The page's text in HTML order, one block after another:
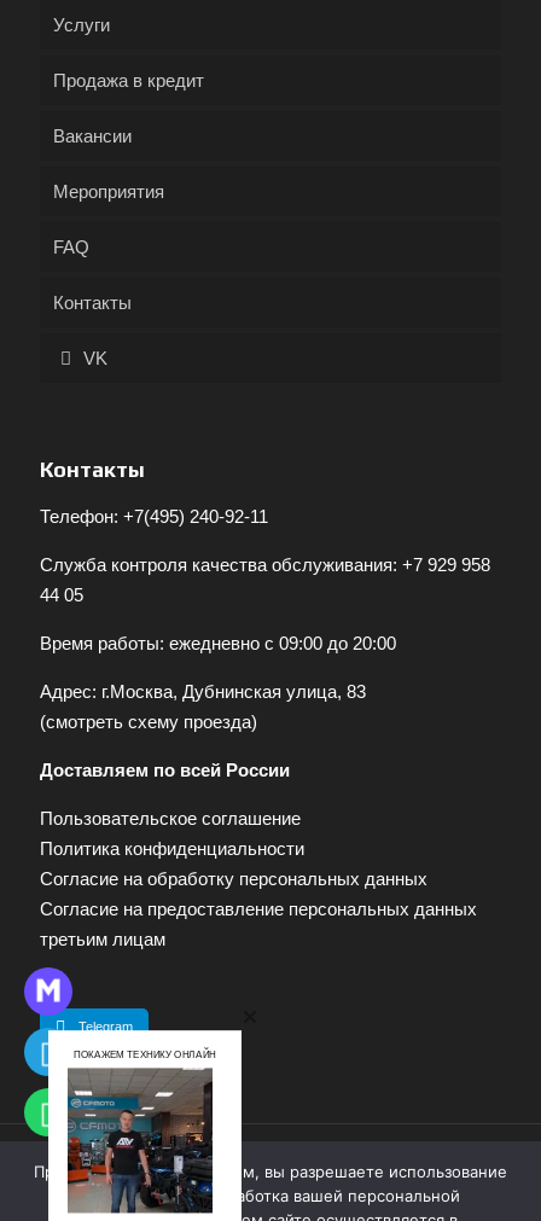
Услуги
Продажа в кредит
Вакансии
Мероприятия
FAQ
Контакты
VK
Контакты
Телефон: +7(495) 240-92-11
Служба контроля качества обслуживания: +7 929 958
44 05
Время работы: ежедневно с 09:00 до 20:00
Адрес: г.Москва, Дубнинская улица, 83
(смотреть схему проезда)
Доставляем по всей России
Пользовательское соглашение
Политика конфиденциальности
Согласие на обработку персональных данных
Согласие на предоставление персональных данных
третьим лицам
Telegram
© 2009—2025. Квадропарк. Все права защищены.
Материалы, размещенные на сайте, не являются
Продолжая работу с сайтом, вы разрешаете использование
cookie-файлов. Обработка вашей персональной
ПОКАЖЕМ ТЕХНИКУ ОНЛАЙН